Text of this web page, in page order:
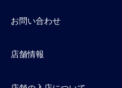
お問い合わせ
店舗情報